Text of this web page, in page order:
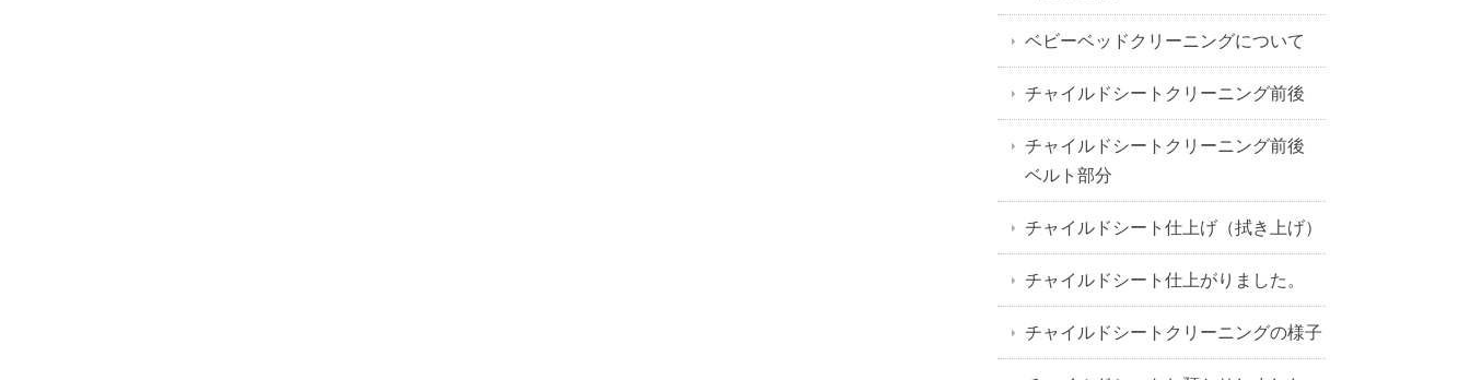
ベビーベッドクリーニングについて
チャイルドシートクリーニング前後
チャイルドシートクリーニング前後
ベルト部分
チャイルドシート仕上げ（拭き上げ）
チャイルドシート仕上がりました。
チャイルドシートクリーニングの様子